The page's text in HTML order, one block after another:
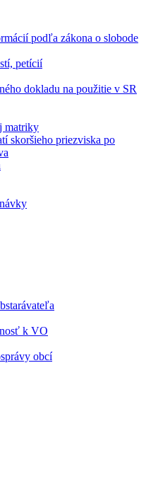
podľa zákona o slobode
petícií
dokladu na použitie v SR
matriky
skoršieho priezviska po
k VO
obcí